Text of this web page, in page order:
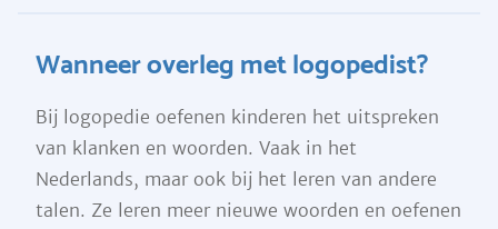
Wanneer overleg met logopedist?
Bij logopedie oefenen kinderen het uitspreken
van klanken en woorden. Vaak in het
Nederlands, maar ook bij het leren van andere
talen. Ze leren meer nieuwe woorden en oefenen